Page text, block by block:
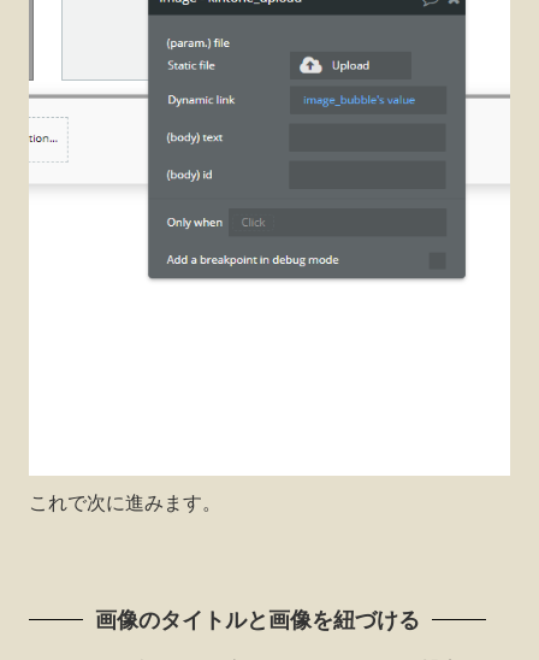
これで次に進みます。
画像のタイトルと画像を紐づける